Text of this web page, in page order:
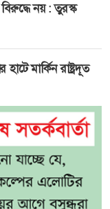
বিরুদ্ধে নয় : তুরস্ক
মার্কিন রাষ্ট্রদূত